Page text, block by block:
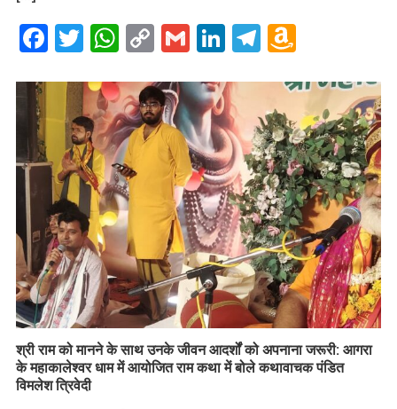
Facebook
Twitter
WhatsApp
CopyGmailLinkedIn
Telegram
List
​श्री राम को मानने के साथ उनके जीवन आदर्शों को अपनाना जरूरी: आगरा
के महाकालेश्वर धाम में आयोजित राम कथा में बोले कथावाचक पंडित
विमलेश त्रिवेदी